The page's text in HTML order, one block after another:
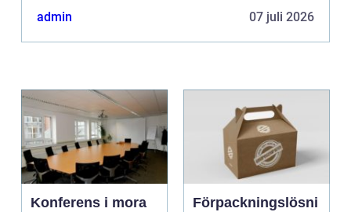
miljö för din n...
admin 07 juli 2026
Konferens i mora
Förpackningslösni